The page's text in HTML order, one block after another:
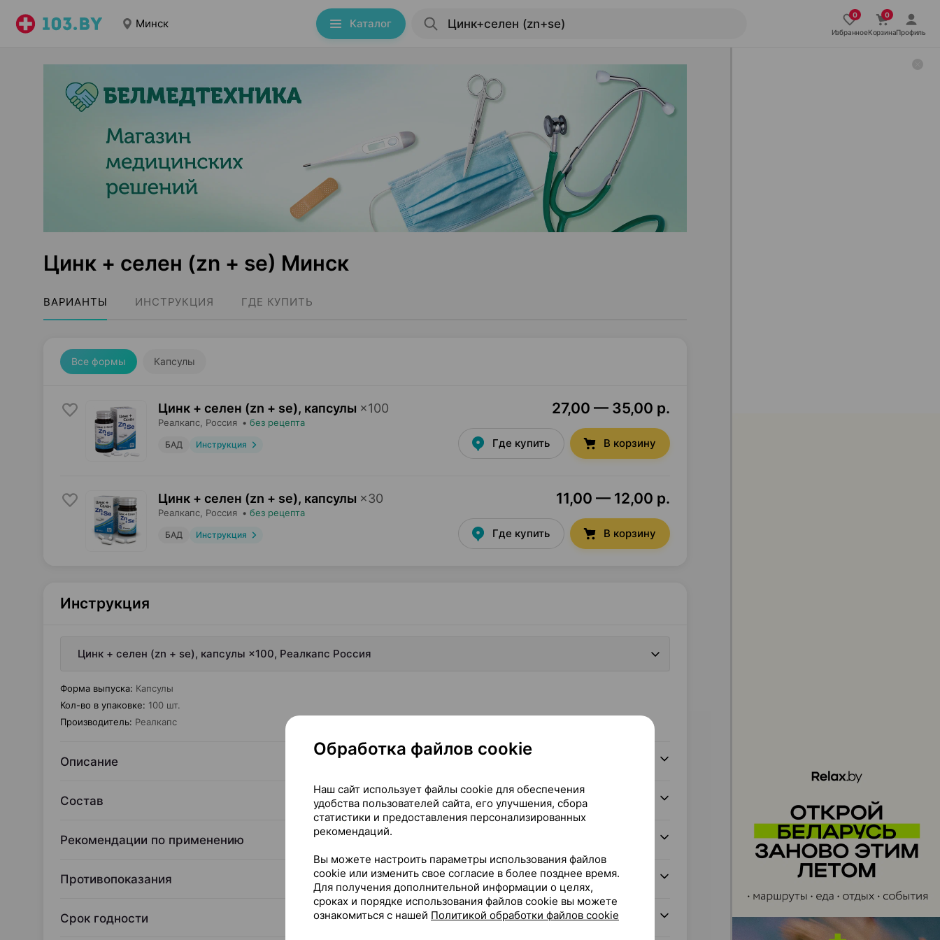
Минск Каталог
ИзбранноеКорзинаПрофиль
Цинк + селен (zn + se) Минск
ВАРИАНТЫ ИНСТРУКЦИЯ ГДЕ КУПИТЬ
Все формы Капсулы
Цинк + селен (zn + se), капсулы ×100
Реалкапс , Россия • без рецепта
БАД Инструкция
27,00 — 35,00 р.
Где купить В корзину
Цинк + селен (zn + se), капсулы ×30
Реалкапс , Россия • без рецепта
БАД Инструкция
11,00 — 12,00 р.
Где купить В корзину
Инструкция
Цинк + селен (zn + se), капсулы ×100, Реалкапс Россия
Форма выпуска: Капсулы
Кол-во в упаковке: 100 шт.
Производитель: Реалкапс
Описание
Состав
Рекомендации по применению
Противопоказания
Срок годности
Обработка файлов cookie
Наш сайт использует файлы cookie для обеспечения
удобства пользователей сайта, его улучшения, сбора
статистики и предоставления персонализированных
рекомендаций.
Вы можете настроить параметры использования файлов
cookie или изменить свое согласие в более позднее время.
Для получения дополнительной информации о целях,
сроках и порядке использования файлов cookie вы можете
ознакомиться с нашей Политикой обработки файлов cookie